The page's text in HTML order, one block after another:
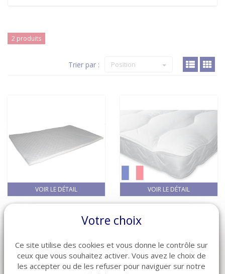
2 produits
Trier par : Position
VOIR LE DÉTAIL
Sur-matelas
mémoire de forme -
Réf: SM-MEMO
sur
commande
Nous
consulter
VOIR LE DÉTAIL
Sur-matelas
molletonné
tissu microfibre -
NADIA
Réf: NADIA
Votre choix
Ce site utilise des cookies et vous donne le contrôle sur
ceux que vous souhaitez activer. Vous avez le choix de
les accepter ou de les refuser pour naviguer sur notre